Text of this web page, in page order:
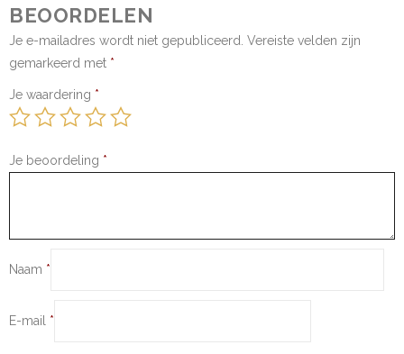
BEOORDELEN
Je e-mailadres wordt niet gepubliceerd. Vereiste velden zijn
gemarkeerd met *
Je waardering *
Je beoordeling *
Naam *
E-mail *